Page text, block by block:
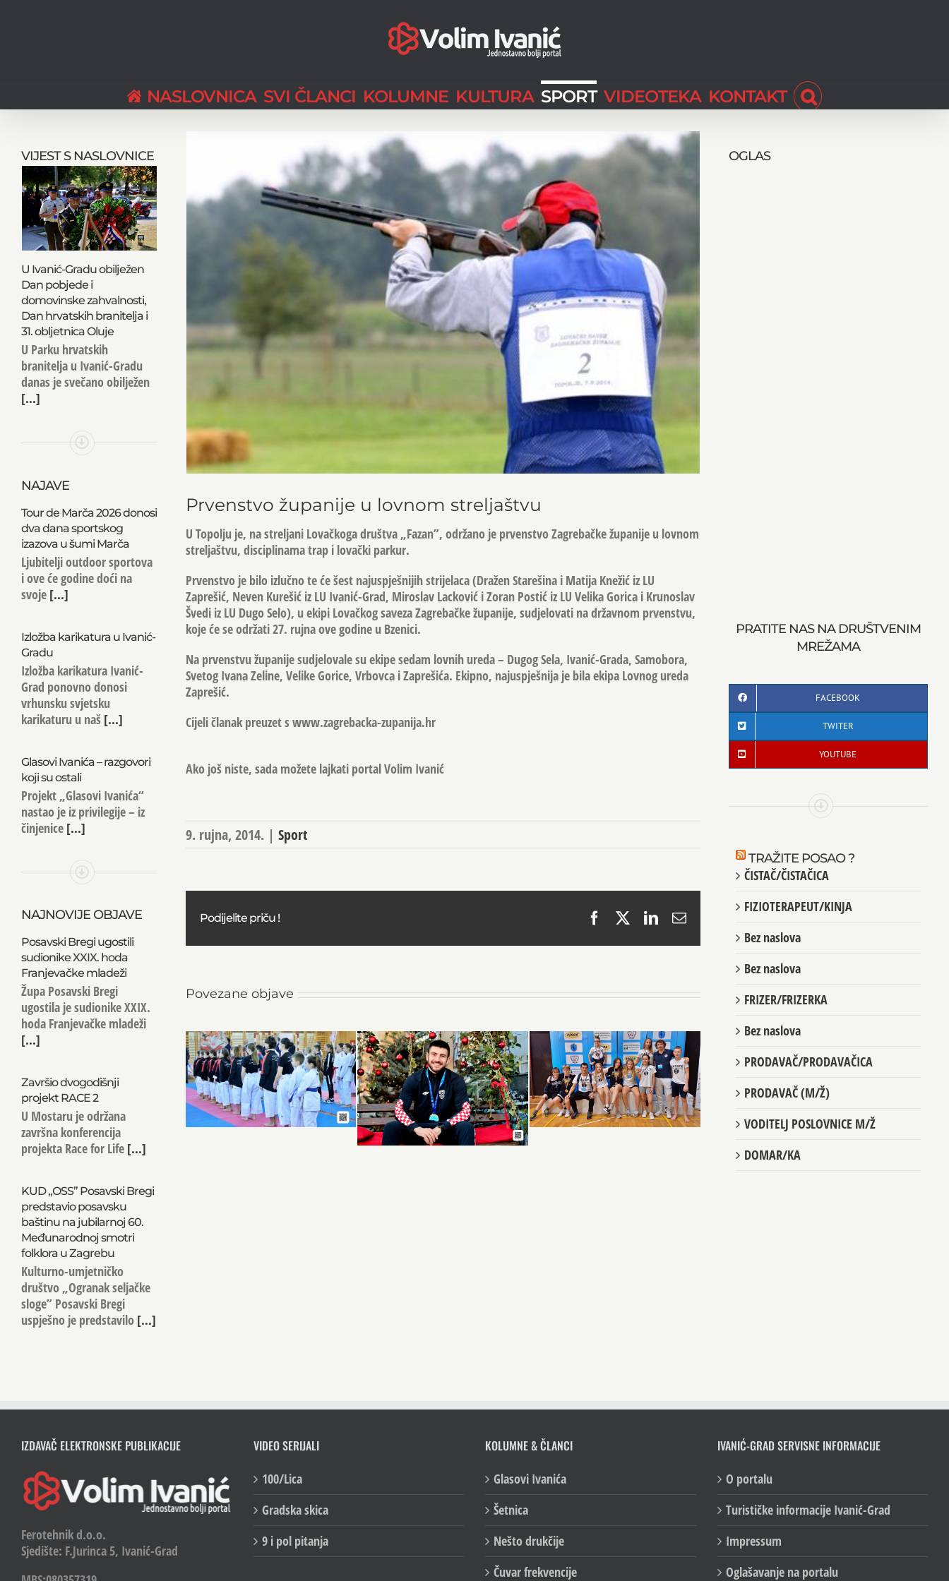
NASLOVNICA SVI ČLANCI KOLUMNE KULTURA SPORT VIDEOTEKA KONTAKT
Prvenstvo županije u lovnom streljaštvu
U Topolju je, na streljani Lovačkoga društva „Fazan”, održano je prvenstvo Zagrebačke županije u lovnom
streljaštvu, disciplinama trap i lovački parkur.
Prvenstvo je bilo izlučno te će šest najuspješnijih strijelaca (Dražen Starešina i Matija Knežić iz LU
Zaprešić, Neven Kurešić iz LU Ivanić-Grad, Miroslav Lacković i Zoran Postić iz LU Velika Gorica i Krunoslav
Švedi iz LU Dugo Selo), u ekipi Lovačkog saveza Zagrebačke županije, sudjelovati na državnom prvenstvu,
koje će se održati 27. rujna ove godine u Bzenici.
Na prvenstvu županije sudjelovale su ekipe sedam lovnih ureda – Dugog Sela, Ivanić-Grada, Samobora,
Svetog Ivana Zeline, Velike Gorice, Vrbovca i Zaprešića. Ekipno, najuspješnija je bila ekipa Lovnog ureda
Zaprešić.
Cijeli članak preuzet s www.zagrebacka-zupanija.hr
Ako još niste, sada možete lajkati portal Volim Ivanić
9. rujna, 2014. | Sport
Podijelite priču ! FacebookLinkedIn
Email
Povezane objave
VIJEST S NASLOVNICE
U Ivanić-Gradu obilježen
Dan pobjede i
domovinske zahvalnosti,
Dan hrvatskih branitelja i
31. obljetnica Oluje
U Parku hrvatskih
branitelja u Ivanić-Gradu
danas je svečano obilježen
[...]
NAJAVE
Tour de Marča 2026 donosi
dva dana sportskog
izazova u šumi Marča
Ljubitelji outdoor sportova
i ove će godine doći na
svoje[...]
Izložba karikatura u Ivanić-
Gradu
Izložba karikatura Ivanić-
Grad ponovno donosi
vrhunsku svjetsku
karikaturu u naš[...]
Glasovi Ivanića – razgovori
koji su ostali
Projekt „Glasovi Ivanića“
nastao je iz privilegije – iz
činjenice[...]
NAJNOVIJE OBJAVE
Posavski Bregi ugostili
sudionike XXIX. hoda
Franjevačke mladeži
Župa Posavski Bregi
ugostila je sudionike XXIX.
hoda Franjevačke mladeži
[...]
Završio dvogodišnji
projekt RACE 2
U Mostaru je održana
završna konferencija
projekta Race for Life[...]
KUD „OSS” Posavski Bregi
predstavio posavsku
baštinu na jubilarnoj 60.
Međunarodnoj smotri
folklora u Zagrebu
Kulturno-umjetničko
društvo „Ogranak seljačke
sloge” Posavski Bregi
uspješno je predstavilo[...]
OGLAS
PRATITE NAS NA DRUŠTVENIM
MREŽAMA
FACEBOOK
TWITER
YOUTUBE
TRAŽITE POSAO ?
ČISTAČ/ČISTAČICA
FIZIOTERAPEUT/KINJA
Bez naslova
Bez naslova
FRIZER/FRIZERKA
Bez naslova
PRODAVAČ/PRODAVAČICA
PRODAVAČ (M/Ž)
VODITELJ POSLOVNICE M/Ž
DOMAR/KA
IZDAVAČ ELEKTRONSKE PUBLIKACIJE
Ferotehnik d.o.o.
Sjedište: F.Jurinca 5, Ivanić-Grad
VIDEO SERIJALI
100/Lica
Gradska skica
9 i pol pitanja
KOLUMNE & ČLANCI
Glasovi Ivanića
Šetnica
Nešto drukčije
Čuvar frekvencije
IVANIĆ-GRAD SERVISNE INFORMACIJE
O portalu
Turističke informacije Ivanić-Grad
Impressum
Oglašavanje na portalu